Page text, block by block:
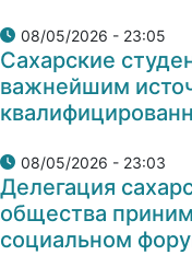
08/05/2026 - 23:05
Сахарские
важнейшим
08/05/2026 - 23:03
Делегация
общества
социальном